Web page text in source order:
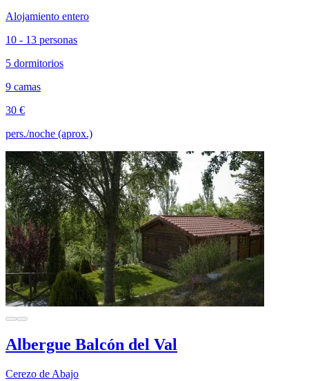
Alojamiento entero
10 - 13 personas
5 dormitorios
9 camas
30 €
pers./noche (aprox.)
Albergue Balcón del Val
Cerezo de Abajo